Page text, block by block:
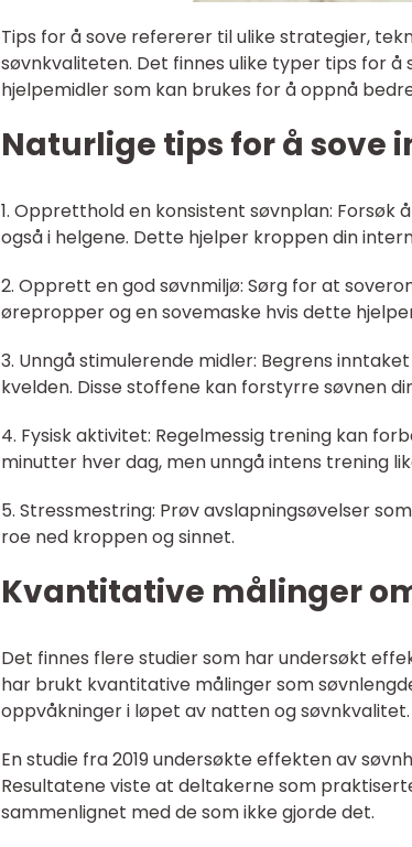
Tips for å sove refererer til ulike strategier,
søvnkvaliteten. Det finnes ulike typer tips for
hjelpemidler som kan brukes for å oppnå
Naturlige tips for å sove
1. Oppretthold en konsistent søvnplan: Forsøk
også i helgene. Dette hjelper kroppen din
2. Opprett en god søvnmiljø: Sørg for at
ørepropper og en sovemaske hvis dette
3. Unngå stimulerende midler: Begrens
kvelden. Disse stoffene kan forstyrre søvnen
4. Fysisk aktivitet: Regelmessig trening kan
minutter hver dag, men unngå intens trening
5. Stressmestring: Prøv avslapningsøvelser
roe ned kroppen og sinnet.
Kvantitative målinger
Det finnes flere studier som har undersøkt
har brukt kvantitative målinger som
oppvåkninger i løpet av natten og søvnkvalitet.
En studie fra 2019 undersøkte effekten av
Resultatene viste at deltakerne som
sammenlignet med de som ikke gjorde det.